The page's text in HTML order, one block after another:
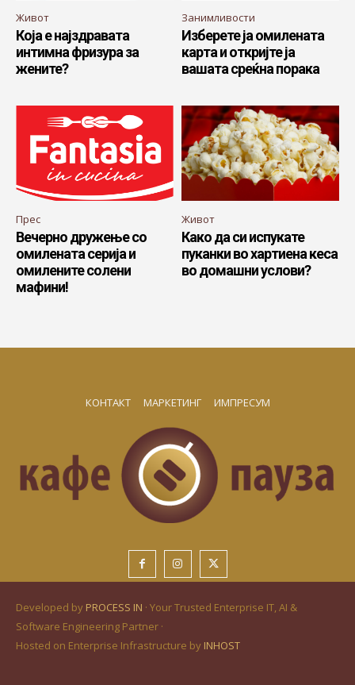
Живот
Која е најздравата
интимна фризура за
жените?
Занимливости
Изберете ја омилената
карта и откријте ја
вашата среќна порака
Прес
Вечерно дружење со
омилената серија и
омилените солени
мафини!
Живот
Како да си испукате
пуканки во хартиена кеса
во домашни услови?
КОНТАКТ МАРКЕТИНГ ИМПРЕСУМ
Developed by PROCESS IN · Your Trusted Enterprise IT, AI &
Software Engineering Partner ·
Hosted on Enterprise Infrastructure by INHOST